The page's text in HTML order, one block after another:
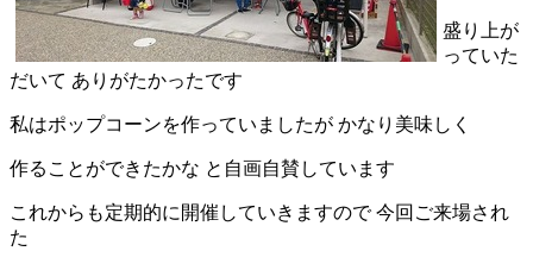
盛り上が
っていた
だいて ありがたかったです
私はポップコーンを作っていましたが かなり美味しく
作ることができたかな と自画自賛しています
これからも定期的に開催していきますので 今回ご来場され
た